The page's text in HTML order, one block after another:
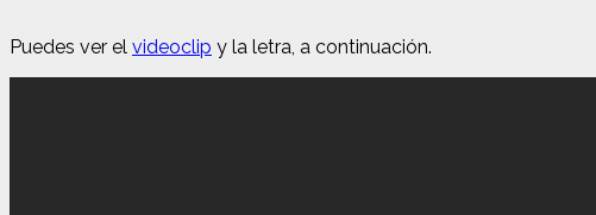
Puedes ver el videoclip y la letra, a continuación.